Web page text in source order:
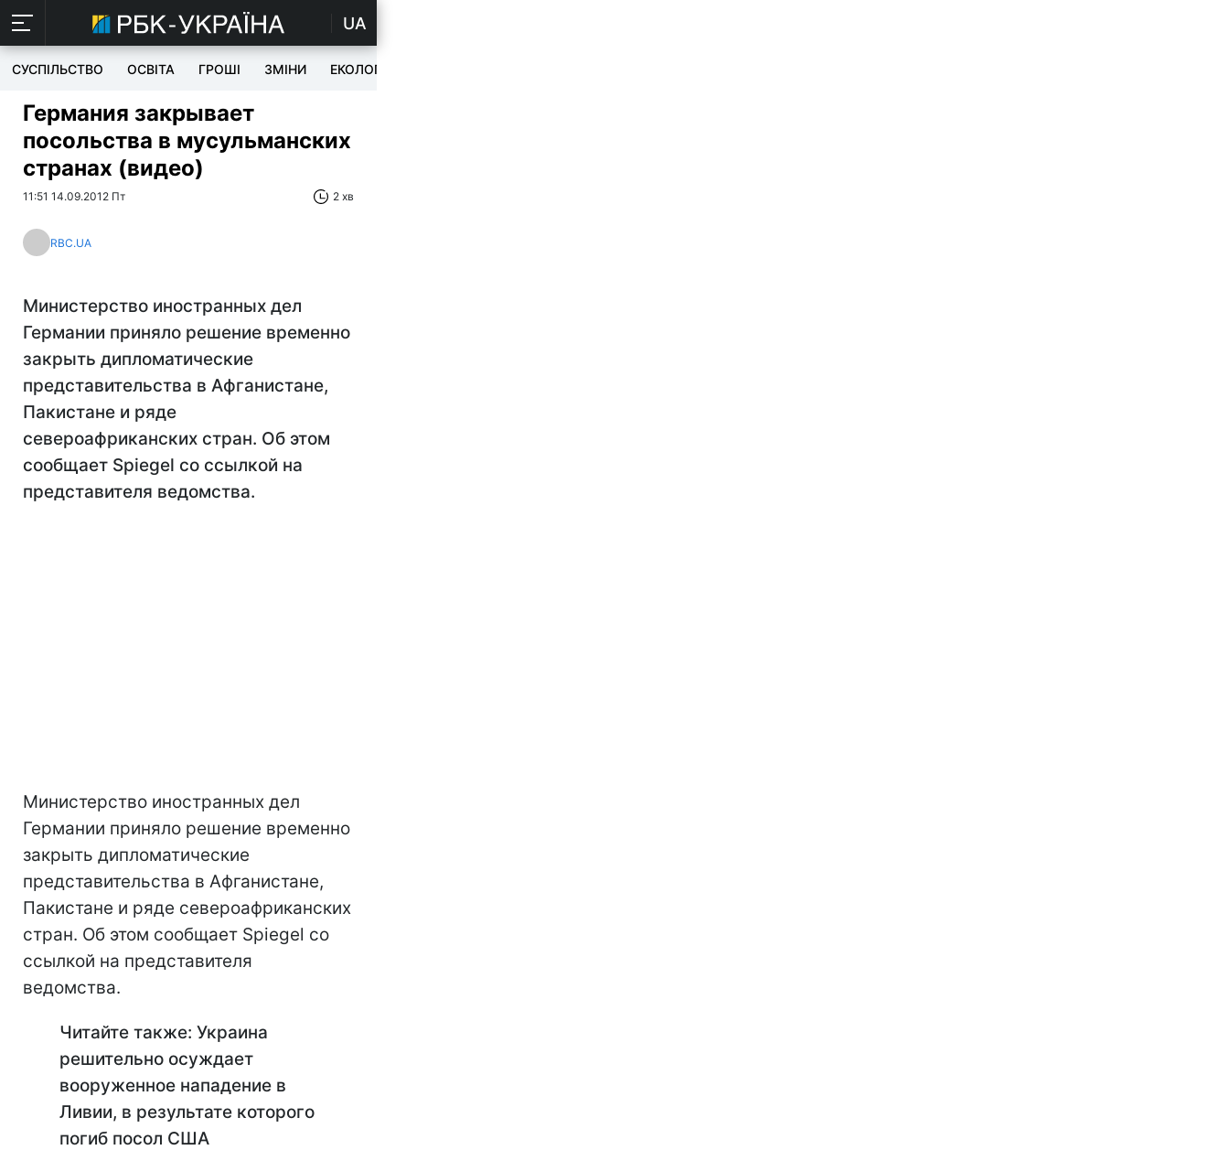
UA
СУСПІЛЬСТВО ОСВІТА ГРОШІ ЗМІНИ ЕКОЛОГІЯ
Германия закрывает
посольства в мусульманских
странах (видео)
11:51 14.09.2012 Пт 2 хв
RBC.UA
Министерство иностранных дел
Германии приняло решение временно
закрыть дипломатические
представительства в Афганистане,
Пакистане и ряде
североафриканских стран. Об этом
сообщает Spiegel со ссылкой на
представителя ведомства.
Министерство иностранных дел
Германии приняло решение временно
закрыть дипломатические
представительства в Афганистане,
Пакистане и ряде североафриканских
стран. Об этом сообщает Spiegel со
ссылкой на представителя
ведомства.
Читайте также: Украина
решительно осуждает
вооруженное нападение в
Ливии, в результате которого
погиб посол США